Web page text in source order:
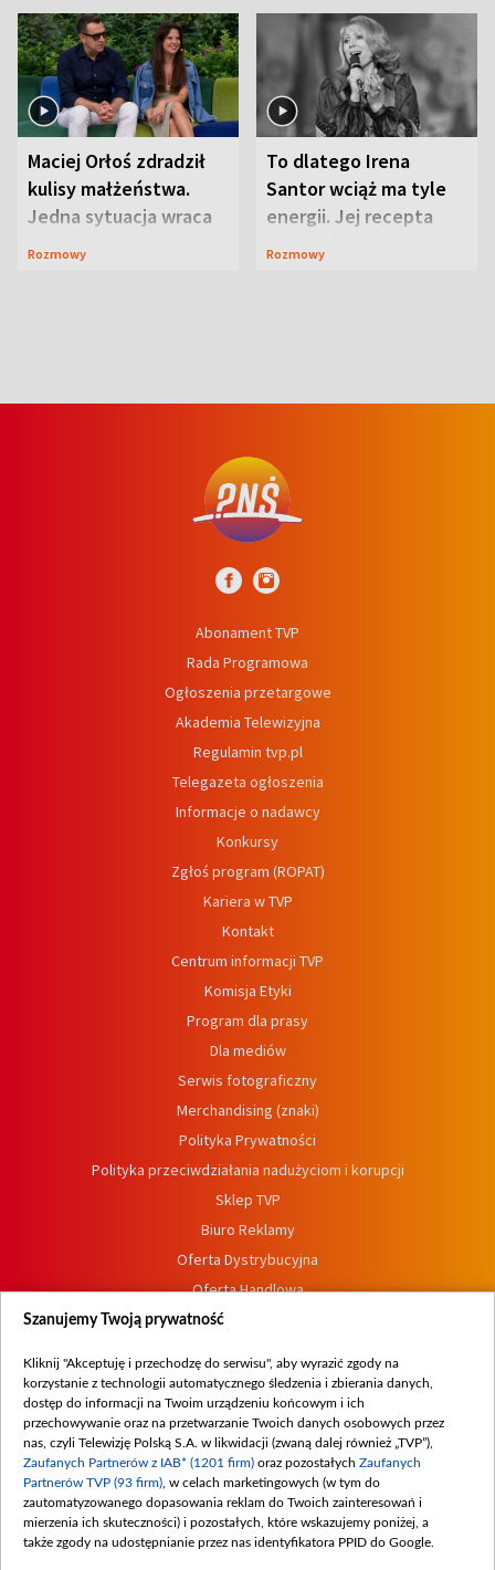
Maciej Orłoś zdradził
kulisy małżeństwa.
Jedna sytuacja wraca
jak bumerang
Rozmowy
To dlatego Irena
Santor wciąż ma tyle
energii. Jej recepta
jest zaskakująco
Rozmowy
Abonament TVP
Rada Programowa
Ogłoszenia przetargowe
Akademia Telewizyjna
Regulamin tvp.pl
Telegazeta ogłoszenia
Informacje o nadawcy
Konkursy
Zgłoś program (ROPAT)
Kariera w TVP
Kontakt
Centrum informacji TVP
Komisja Etyki
Program dla prasy
Dla mediów
Serwis fotograficzny
Merchandising (znaki)
Polityka Prywatności
Polityka przeciwdziałania nadużyciom i korupcji
Sklep TVP
Biuro Reklamy
Oferta Dystrybucyjna
Oferta Handlowa
Dostępność
Procedura zgłoszeń wewnętrznych
Szanujemy Twoją prywatność
Kliknij "Akceptuję i przechodzę do serwisu", aby wyrazić zgody na
korzystanie z technologii automatycznego śledzenia i zbierania danych,
dostęp do informacji na Twoim urządzeniu końcowym i ich
przechowywanie oraz na przetwarzanie Twoich danych osobowych przez
nas, czyli Telewizję Polską S.A. w likwidacji (zwaną dalej również „TVP”),
Zaufanych Partnerów z IAB* (1201 firm) oraz pozostałych Zaufanych
Partnerów TVP (93 firm) , w celach marketingowych (w tym do
zautomatyzowanego dopasowania reklam do Twoich zainteresowań i
mierzenia ich skuteczności) i pozostałych, które wskazujemy poniżej, a
także zgody na udostępnianie przez nas identyfikatora PPID do Google.